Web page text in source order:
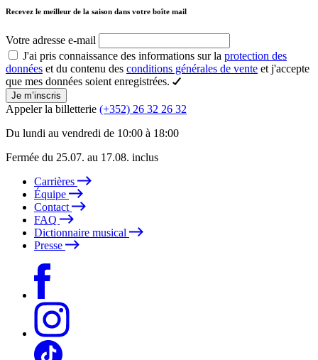
Recevez le meilleur de la saison dans votre boîte mail
Votre adresse e-mail
J'ai pris connaissance des informations sur la protection des
données et du contenu des conditions générales de vente et j'accepte
que mes données soient enregistrées.
Je m’inscris
Appeler la billetterie (+352) 26 32 26 32
Du lundi au vendredi de 10:00 à 18:00
Fermée du 25.07. au 17.08. inclus
Carrières
Équipe
Contact
FAQ
Dictionnaire musical
Presse